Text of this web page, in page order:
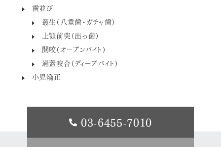
歯並び
叢生（八重歯・ガチャ歯）
上顎前突（出っ歯）
開咬（オープンバイト）
過蓋咬合（ディープバイト）
小児矯正
03-6455-7010